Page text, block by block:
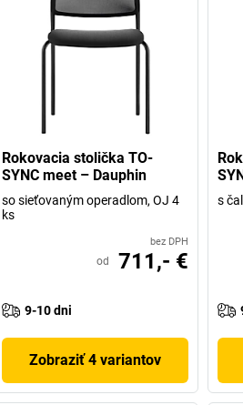
Rokovacia stolička TO-
SYNC meet – Dauphin
so sieťovaným operadlom, OJ 4
ks
bez DPH
od 711,- €
9-10 dni
Zobraziť 4 variantov
s